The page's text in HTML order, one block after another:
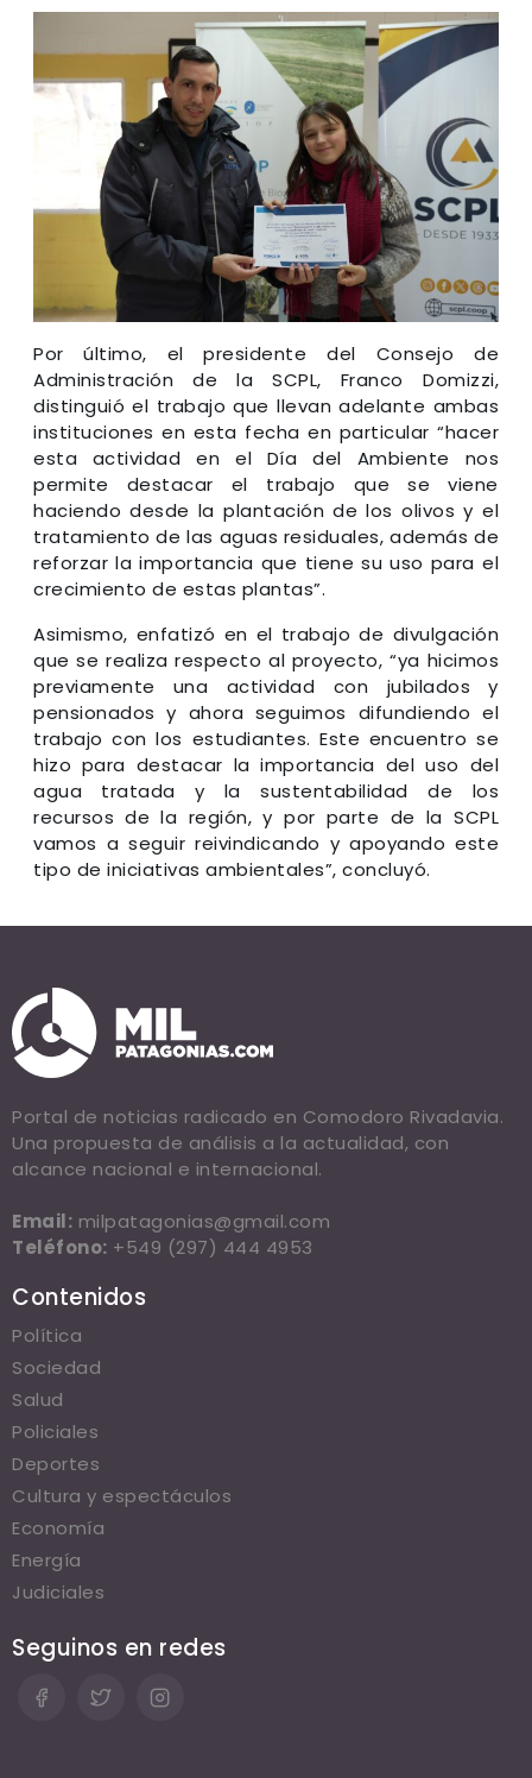
Por último, el presidente del Consejo de
Administración de la SCPL, Franco Domizzi,
distinguió el trabajo que llevan adelante ambas
instituciones en esta fecha en particular “hacer
esta actividad en el Día del Ambiente nos
permite destacar el trabajo que se viene
haciendo desde la plantación de los olivos y el
tratamiento de las aguas residuales, además de
reforzar la importancia que tiene su uso para el
crecimiento de estas plantas”.
Asimismo, enfatizó en el trabajo de divulgación
que se realiza respecto al proyecto, “ya hicimos
previamente una actividad con jubilados y
pensionados y ahora seguimos difundiendo el
trabajo con los estudiantes. Este encuentro se
hizo para destacar la importancia del uso del
agua tratada y la sustentabilidad de los
recursos de la región, y por parte de la SCPL
vamos a seguir reivindicando y apoyando este
tipo de iniciativas ambientales”, concluyó.
Portal de noticias radicado en Comodoro Rivadavia.
Una propuesta de análisis a la actualidad, con
alcance nacional e internacional.
Email: milpatagonias@gmail.com
Teléfono: +549 (297) 444 4953
Contenidos
Política
Sociedad
Salud
Policiales
Deportes
Cultura y espectáculos
Economía
Energía
Judiciales
Seguinos en redes